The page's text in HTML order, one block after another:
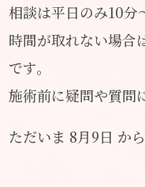
相談は平日のみ10分
時間が取れない場合
です。
施術前に疑問や質問
ただいま 8月9日 か